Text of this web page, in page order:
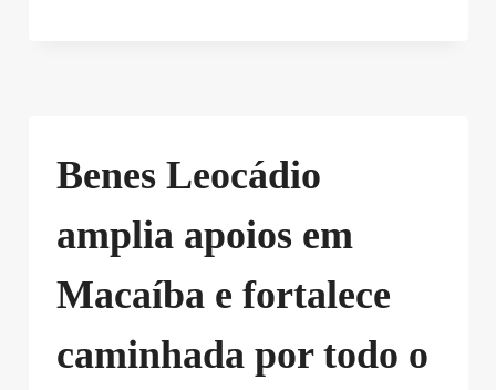
Benes Leocádio
amplia apoios em
Macaíba e fortalece
caminhada por todo o